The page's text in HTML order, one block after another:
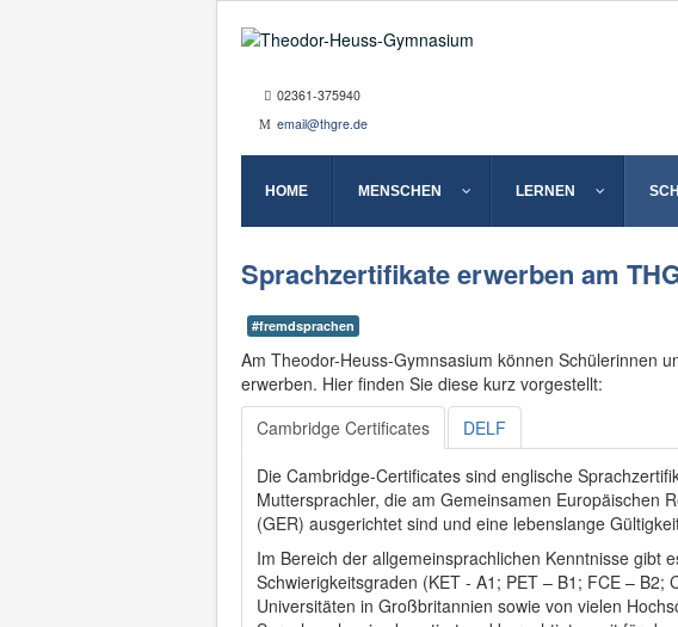
02361-375940
email@thgre.de
HOME MENSCHEN LERNEN
Sprachzertifikate erwerben am
#fremdsprachen
Am Theodor-Heuss-Gymnsasium können Schülerinnen
erwerben. Hier finden Sie diese kurz vorgestellt:
Cambridge Certificates
DELF
Die Cambridge-Certificates sind englische
Muttersprachler, die am Gemeinsamen Europäischen
(GER) ausgerichtet sind und eine lebenslange
Im Bereich der allgemeinsprachlichen Kenntnisse gibt
Schwierigkeitsgraden (KET - A1; PET – B1; FCE – B2;
Universitäten in Großbritannien sowie von vielen